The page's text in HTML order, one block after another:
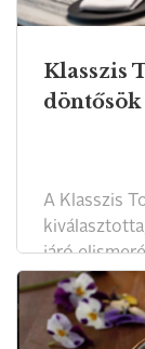
Klasszis
döntősök
A Klasszis
járó